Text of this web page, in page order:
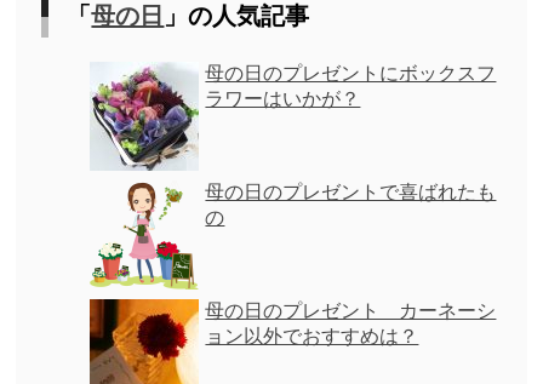
「母の日 」の人気記事
母の日のプレゼントにボックスフ
ラワーはいかが？
母の日のプレゼントで喜ばれたも
の
母の日のプレゼント カーネーシ
ョン以外でおすすめは？